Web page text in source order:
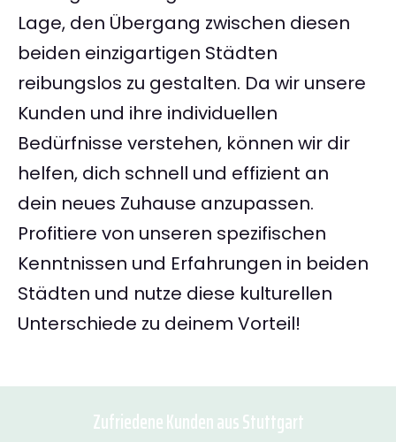
Lage, den Übergang zwischen diesen
beiden einzigartigen Städten
reibungslos zu gestalten. Da wir unsere
Kunden und ihre individuellen
Bedürfnisse verstehen, können wir dir
helfen, dich schnell und effizient an
dein neues Zuhause anzupassen.
Profitiere von unseren spezifischen
Kenntnissen und Erfahrungen in beiden
Städten und nutze diese kulturellen
Unterschiede zu deinem Vorteil!
Zufriedene Kunden aus Stuttgart